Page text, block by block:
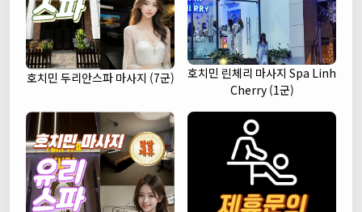
호치민 두리안스파 마사지 (7군)
호치민 린체리 마사지 Spa Linh
Cherry (1군)